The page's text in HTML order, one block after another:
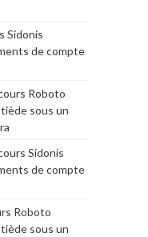
Sidonis
de compte
Roboto
tiède sous un
Sidonis
de compte
Roboto
tiède sous un